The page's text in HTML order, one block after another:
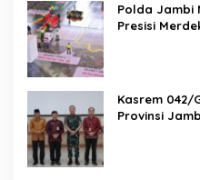
Polda Jambi
Presisi
Kasrem 042/
Provinsi